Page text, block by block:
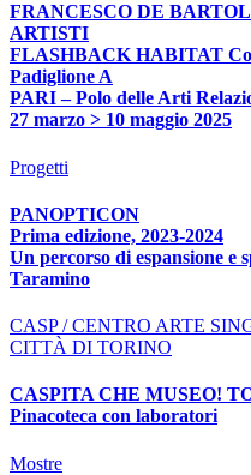
FRANCESCO DE
ARTISTI
FLASHBACK HABITAT
Padiglione A
PARI – Polo delle Arti
27 marzo > 10 maggio 2025
Progetti
PANOPTICON
Prima edizione, 2023-2024
Un percorso di espansione e
Taramino
CASP / CENTRO ARTE
CITTÀ DI TORINO
CASPITA CHE MUSEO!
Pinacoteca con laboratori
Mostre